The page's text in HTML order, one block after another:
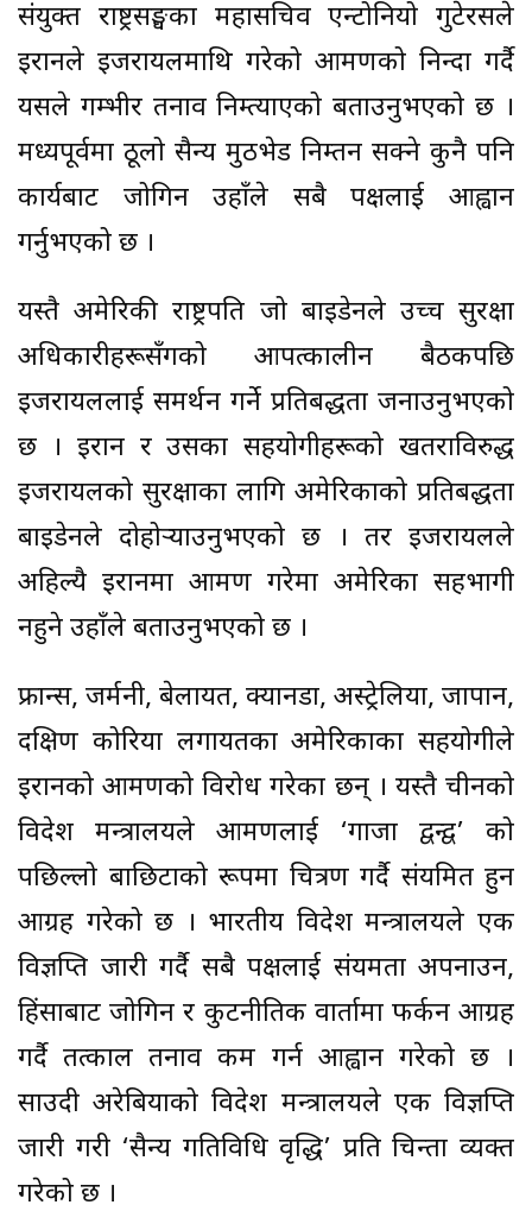
संयुक्त राष्ट्रसङ्घका महासचिव एन्टोनियो गुटेरसले
इरानले इजरायलमाथि गरेको आक्रमणको निन्दा गर्दै
यसले गम्भीर तनाव निम्त्याएको बताउनुभएको छ ।
मध्यपूर्वमा ठूलो सैन्य मुठभेड निम्तन सक्ने कुनै पनि
कार्यबाट जोगिन उहाँले सबै पक्षलाई आह्वान
गर्नुभएको छ ।
यस्तै अमेरिकी राष्ट्रपति जो बाइडेनले उच्च सुरक्षा
अधिकारीहरूसँगको आपत्कालीन बैठकपछि
इजरायललाई समर्थन गर्ने प्रतिबद्धता जनाउनुभएको
छ । इरान र उसका सहयोगीहरूको खतराविरुद्ध
इजरायलको सुरक्षाका लागि अमेरिकाको प्रतिबद्धता
बाइडेनले दोहोर्‍याउनुभएको छ । तर इजरायलले
अहिल्यै इरानमा आक्रमण गरेमा अमेरिका सहभागी
नहुने उहाँले बताउनुभएको छ ।
फ्रान्स, जर्मनी, बेलायत, क्यानडा, अस्ट्रेलिया, जापान,
दक्षिण कोरिया लगायतका अमेरिकाका सहयोगीले
इरानको आक्रमणको विरोध गरेका छन् । यस्तै चीनको
विदेश मन्त्रालयले आक्रमणलाई ‘गाजा द्वन्द्व’ को
पछिल्लो बाछिटाको रूपमा चित्रण गर्दै संयमित हुन
आग्रह गरेको छ । भारतीय विदेश मन्त्रालयले एक
विज्ञप्ति जारी गर्दै सबै पक्षलाई संयमता अपनाउन,
हिंसाबाट जोगिन र कुटनीतिक वार्तामा फर्कन आग्रह
गर्दै तत्काल तनाव कम गर्न आह्वान गरेको छ ।
साउदी अरेबियाको विदेश मन्त्रालयले एक विज्ञप्ति
जारी गरी ‘सैन्य गतिविधि वृद्धि’ प्रति चिन्ता व्यक्त
गरेको छ ।